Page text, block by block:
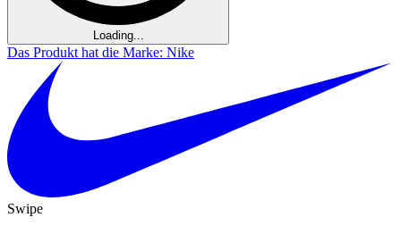
Loading...
Das Produkt hat die Marke: Nike
Swipe